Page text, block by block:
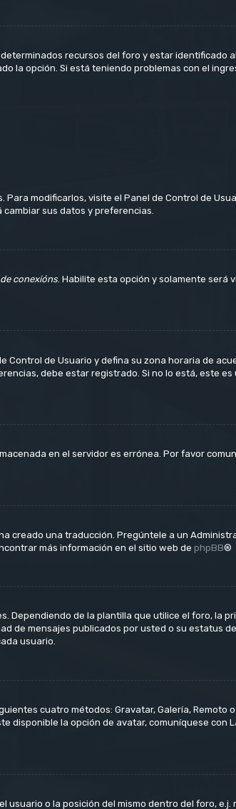
recursos del foro y estar identificado
la opción. Si está teniendo problemas con el
modificarlos, visite el Panel de Control de
sus datos y preferencias.
conexións. Habilite esta opción y solamente será
de Usuario y defina su zona horaria de
debe estar registrado. Si no lo está, este
en el servidor es errónea. Por favor
creado una traducción. Pregúntele a un
más información en el sitio web de phpBB®
Dependiendo de la plantilla que utilice el foro, la
de mensajes publicados por usted o su estatus
usuario.
cuatro métodos: Gravatar, Galería, Remoto
disponible la opción de avatar, comuníquese con
o la posición del mismo dentro del foro, e.j.